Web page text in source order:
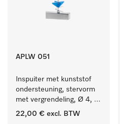
APLW 051
Inspuiter met kunststof
ondersteuning, stervorm
met vergrendeling, Ø 4,
lengte 110 mm.
22,00 € excl. BTW